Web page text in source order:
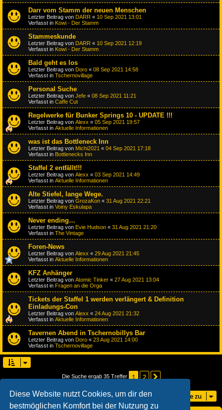
Diese Website nutzt Cookies, um dir den
bestmöglichen Komfort bei der Nutzung zu
Darr vom Stamm der neuen Menschen
Letzter Beitrag von DARR « 10 Sep 2021 13:01
Verfasst in Kowi - Der Stamm
Stammeskunde
Letzter Beitrag von DARR « 10 Sep 2021 12:19
Verfasst in Kowi - Der Stamm
Bald geht es los
Letzter Beitrag von Doro « 08 Sep 2021 14:58
Verfasst in Tschernovillage
Personal Suche
Letzter Beitrag von Jefe « 08 Sep 2021 11:21
Verfasst in Caffe Cut
Regelwerke für Bunker Springs 10 - UPDATE !!!
Letzter Beitrag von Alexx « 05 Sep 2021 19:57
Verfasst in Aktuelle Informationen
was ist das Bottleneck Inn
Letzter Beitrag von Michi2021 « 04 Sep 2021 17:18
Verfasst in Bottlenecks Inn
Staffel 2 entfällt!!!
Letzter Beitrag von Alexx « 03 Sep 2021 14:49
Verfasst in Aktuelle Informationen
Alte Stiefel, lange Wege.
Letzter Beitrag von GrozaKon « 31 Aug 2021 22:21
Verfasst in Voiny Eskulapa
Never ending…
Letzter Beitrag von Evie Hudson « 31 Aug 2021 21:20
Verfasst in The Vintage
Foren-News
Letzter Beitrag von Alexx « 29 Aug 2021 21:45
Verfasst in Aktuelle Informationen
KFZ Anhänger
Letzter Beitrag von Atomic Tinker « 27 Aug 2021 13:04
Verfasst in Fragen an die Orga
Tickets der Staffel 1 werden verlängert & Definition
Einladungs-Con
Letzter Beitrag von Alexx « 24 Aug 2021 21:32
Verfasst in Aktuelle Informationen
Tavernen Abend in Tschernobillys Bar
Letzter Beitrag von Doro « 23 Aug 2021 14:00
Verfasst in Tschernovillage
Die Suche ergab 35 Treffer 1 2 Nächste
Gehe zu